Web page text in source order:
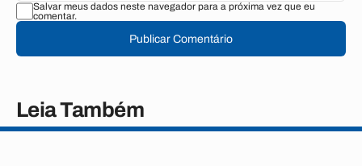
Salvar meus dados neste navegador para a próxima vez que eu
comentar.
Publicar Comentário
Leia Também